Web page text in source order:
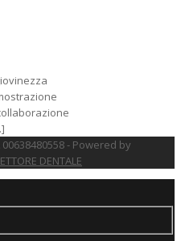
- Powered by
DENTALE